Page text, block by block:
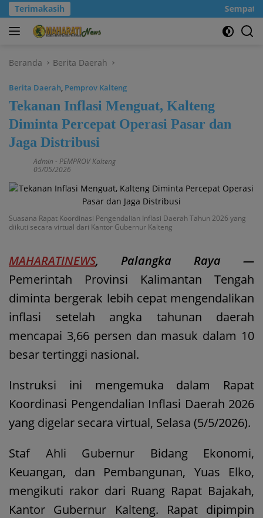
Langsung
ke
konten
Terimakasih
Beranda Berita Daerah
Berita Daerah, Pemprov Kalteng
Tekanan Inflasi Menguat, Kalteng
Diminta Percepat Operasi Pasar dan
Jaga Distribusi
Admin - PEMPROV Kalteng
05/05/2026
Suasana Rapat Koordinasi Pengendalian Inflasi Daerah Tahun 2026 yang
diikuti secara virtual dari Kantor Gubernur Kalteng
MAHARATINEWS, Palangka Raya —
Pemerintah Provinsi Kalimantan Tengah
diminta bergerak lebih cepat mengendalikan
inflasi setelah angka tahunan daerah
mencapai 3,66 persen dan masuk dalam 10
besar tertinggi nasional.
Instruksi ini mengemuka dalam Rapat
Koordinasi Pengendalian Inflasi Daerah 2026
yang digelar secara virtual, Selasa (5/5/2026).
Staf Ahli Gubernur Bidang Ekonomi,
Keuangan, dan Pembangunan, Yuas Elko,
mengikuti rakor dari Ruang Rapat Bajakah,
Kantor Gubernur Kalteng. Rapat dipimpin